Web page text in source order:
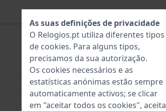
Couro
22 mm
22 mm
As suas definições de privacidade
O Relogios.pt utiliza diferentes tipos
de cookies. Para alguns tipos,
precisamos da sua autorização.
Os cookies necessários e as
estatísticas anónimas estão sempre
automaticamente activos; se clicar
em "aceitar todos os cookies", aceita